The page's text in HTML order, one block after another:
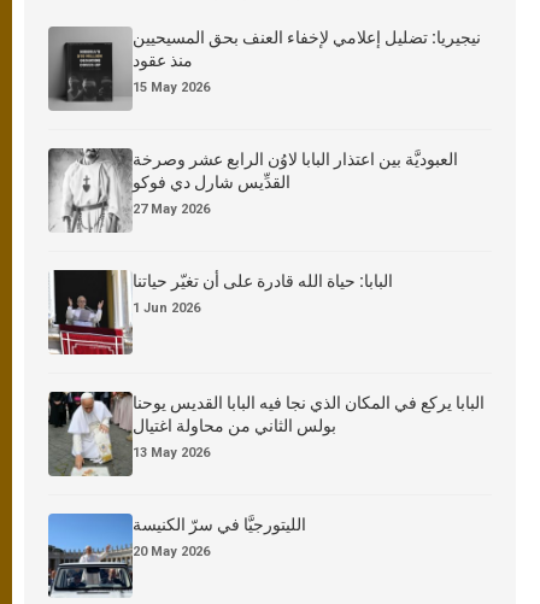
نيجيريا: تضليل إعلامي لإخفاء العنف بحق المسيحيين
منذ عقود
15 May 2026
العبوديَّة بين اعتذار البابا لاوُن الرابع عشر وصرخة
القدِّيس شارل دي فوكو
27 May 2026
البابا: حياة الله قادرة على أن تغيّر حياتنا
1 Jun 2026
البابا يركع في المكان الذي نجا فيه البابا القديس يوحنا
بولس الثاني من محاولة اغتيال
13 May 2026
الليتورجيَّا في سرّ الكنيسة
20 May 2026